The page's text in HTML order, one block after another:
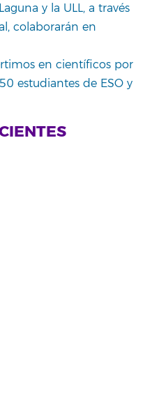
y la ULL, a través
colaborarán en
en científicos por
estudiantes de ESO y